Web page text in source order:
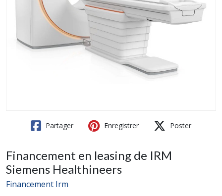
Partager Enregistrer Poster
Financement en leasing de IRM
Siemens Healthineers
Financement Irm